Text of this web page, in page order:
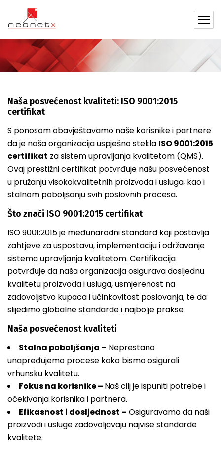
Politika kvaliteta
Naša posvećenost kvaliteti: ISO 9001:2015
certifikat
S ponosom obavještavamo naše korisnike i partnere
da je naša organizacija uspješno stekla ISO 9001:2015
certifikat za sistem upravljanja kvalitetom (QMS).
Ovaj prestižni certifikat potvrđuje našu posvećenost
u pružanju visokokvalitetnih proizvoda i usluga, kao i
stalnom poboljšanju svih poslovnih procesa.
Što znači ISO 9001:2015 certifikat
ISO 9001:2015 je međunarodni standard koji postavlja
zahtjeve za uspostavu, implementaciju i održavanje
sistema upravljanja kvalitetom. Certifikacija
potvrđuje da naša organizacija osigurava dosljednu
kvalitetu proizvoda i usluga, usmjerenost na
zadovoljstvo kupaca i učinkovitost poslovanja, te da
slijedimo globalne standarde i najbolje prakse.
Naša posvećenost kvaliteti
Stalna poboljšanja – Neprestano
unapređujemo procese kako bismo osigurali
vrhunsku kvalitetu.
Fokus na korisnike – Naš cilj je ispuniti potrebe i
očekivanja korisnika i partnera.
Efikasnost i dosljednost – Osiguravamo da naši
proizvodi i usluge zadovoljavaju najviše standarde
kvalitete.